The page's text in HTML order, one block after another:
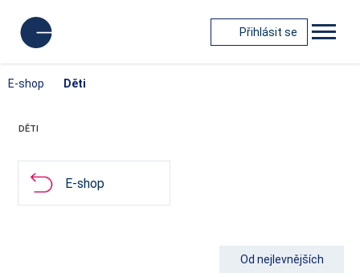
Přihlásit se
E-shop Děti
DĚTI
E-shop
Od nejlevnějších